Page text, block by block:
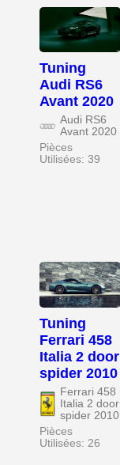
Tuning
Audi RS6
Avant 2020
Audi RS6
Avant 2020
Pièces
Utilisées: 39
Tuning
Ferrari 458
Italia 2 door
spider 2010
Ferrari 458
Italia 2 door
spider 2010
Pièces
Utilisées: 26